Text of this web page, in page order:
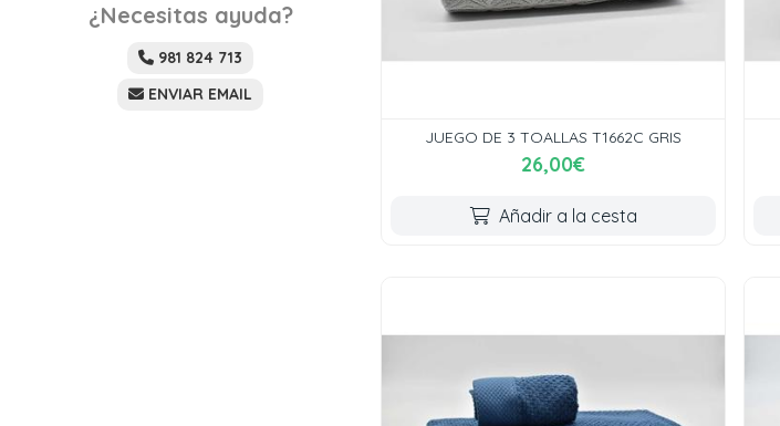
JUEGO DE 3 TOALLAS T1662C GRIS
26,00€
Añadir a la cesta
¿Necesitas ayuda?
981 824 713
ENVIAR EMAIL